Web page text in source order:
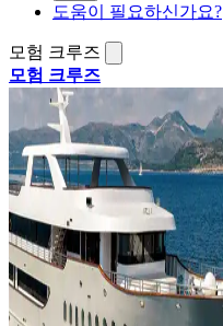
도움이 필요하신가요?
모험 크루즈
모험 크루즈